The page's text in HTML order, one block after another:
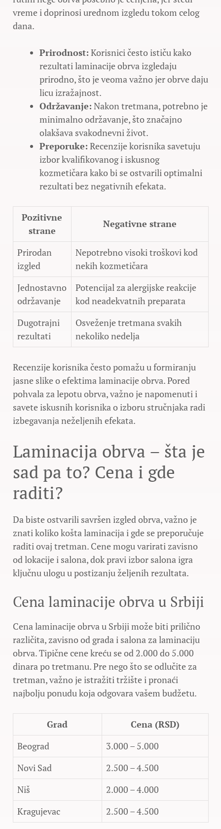
vreme i doprinosi urednom izgledu tokom celog
dana.
Prirodnost: Korisnici često ističu kako
rezultati laminacije obrva izgledaju
prirodno, što je veoma važno jer obrve daju
licu izražajnost.
Održavanje: Nakon tretmana, potrebno je
minimalno održavanje, što značajno
olakšava svakodnevni život.
Preporuke: Recenzije korisnika savetuju
izbor kvalifikovanog i iskusnog
kozmetičara kako bi se ostvarili optimalni
rezultati bez negativnih efekata.
Pozitivne
strane
Negativne strane
Prirodan
izgled
Nepotrebno visoki troškovi kod
nekih kozmetičara
Jednostavno
održavanje
Potencijal za alergijske reakcije
kod neadekvatnih preparata
Dugotrajni
rezultati
Osveženje tretmana svakih
nekoliko nedelja
Recenzije korisnika često pomažu u formiranju
jasne slike o efektima laminacije obrva. Pored
pohvala za lepotu obrva, važno je napomenuti i
savete iskusnih korisnika o izboru stručnjaka radi
izbegavanja neželjenih efekata.
Laminacija obrva – šta je
sad pa to? Cena i gde
raditi?
Da biste ostvarili savršen izgled obrva, važno je
znati koliko košta laminacija i gde se preporučuje
raditi ovaj tretman. Cene mogu varirati zavisno
od lokacije i salona, dok pravi izbor salona igra
ključnu ulogu u postizanju željenih rezultata.
Cena laminacije obrva u Srbiji
Cena laminacije obrva u Srbiji može biti prilično
različita, zavisno od grada i salona za laminaciju
obrva. Tipične cene kreću se od 2.000 do 5.000
dinara po tretmanu. Pre nego što se odlučite za
tretman, važno je istražiti tržište i pronaći
najbolju ponudu koja odgovara vašem budžetu.
Grad
Cena (RSD)
Beograd
3.000 – 5.000
Novi Sad
2.500 – 4.500
Niš
2.000 – 4.000
Kragujevac
2.500 – 4.500